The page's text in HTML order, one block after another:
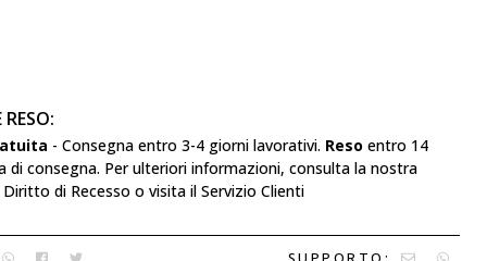
RESO:
- Consegna entro 3-4 giorni lavorativi. Reso entro 14
di consegna. Per ulteriori informazioni, consulta la nostra
di Recesso o visita il Servizio Clienti